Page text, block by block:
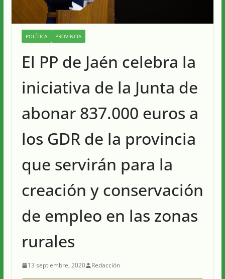
POLÍTICA PROVINCIA
El PP de Jaén celebra la
iniciativa de la Junta de
abonar 837.000 euros a
los GDR de la provincia
que servirán para la
creación y conservación
de empleo en las zonas
rurales
13 septiembre, 2020 Redacción